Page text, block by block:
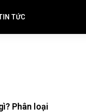
TỨC
Phân loại